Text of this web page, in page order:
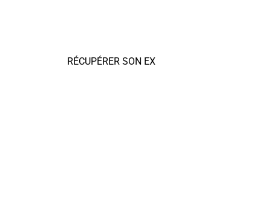
RÉCUPÉRER SON EX